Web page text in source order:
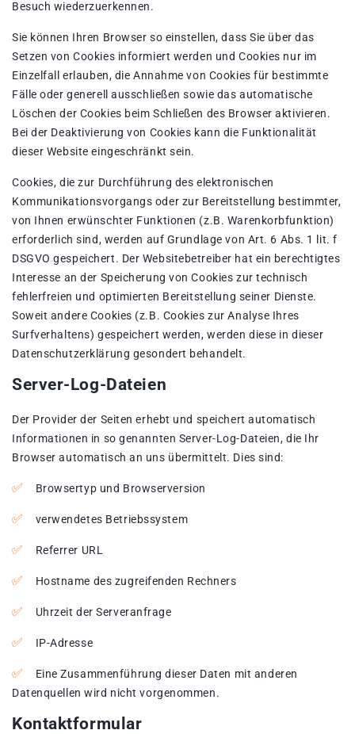
Besuch wiederzuerkennen.
Sie können Ihren Browser so einstellen, dass Sie über das
Setzen von Cookies informiert werden und Cookies nur im
Einzelfall erlauben, die Annahme von Cookies für bestimmte
Fälle oder generell ausschließen sowie das automatische
Löschen der Cookies beim Schließen des Browser aktivieren.
Bei der Deaktivierung von Cookies kann die Funktionalität
dieser Website eingeschränkt sein.
Cookies, die zur Durchführung des elektronischen
Kommunikationsvorgangs oder zur Bereitstellung bestimmter,
von Ihnen erwünschter Funktionen (z.B. Warenkorbfunktion)
erforderlich sind, werden auf Grundlage von Art. 6 Abs. 1 lit. f
DSGVO gespeichert. Der Websitebetreiber hat ein berechtigtes
Interesse an der Speicherung von Cookies zur technisch
fehlerfreien und optimierten Bereitstellung seiner Dienste.
Soweit andere Cookies (z.B. Cookies zur Analyse Ihres
Surfverhaltens) gespeichert werden, werden diese in dieser
Datenschutzerklärung gesondert behandelt.
Server-Log-Dateien
Der Provider der Seiten erhebt und speichert automatisch
Informationen in so genannten Server-Log-Dateien, die Ihr
Browser automatisch an uns übermittelt. Dies sind:
Browsertyp und Browserversion
verwendetes Betriebssystem
Referrer URL
Hostname des zugreifenden Rechners
Uhrzeit der Serveranfrage
IP-Adresse
Eine Zusammenführung dieser Daten mit anderen
Datenquellen wird nicht vorgenommen.
Kontaktformular